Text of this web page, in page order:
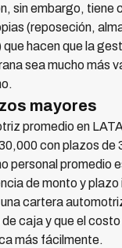
sin embargo, tiene
(reposeción,
que hacen que la
sea mucho más
mayores
promedio en
con plazos de
personal promedio
de monto y
cartera
caja y que el
más fácilmente.